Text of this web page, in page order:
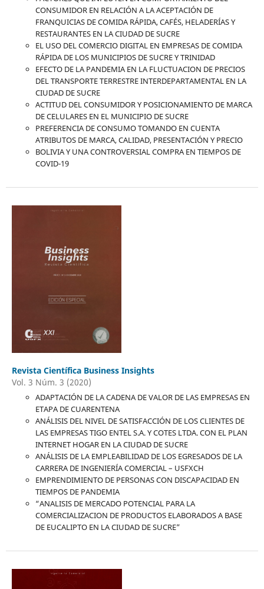
CONSUMIDOR EN RELACIÓN A LA ACEPTACIÓN DE
FRANQUICIAS DE COMIDA RÁPIDA, CAFÉS, HELADERÍAS Y
RESTAURANTES EN LA CIUDAD DE SUCRE
EL USO DEL COMERCIO DIGITAL EN EMPRESAS DE COMIDA
RÁPIDA DE LOS MUNICIPIOS DE SUCRE Y TRINIDAD
EFECTO DE LA PANDEMIA EN LA FLUCTUACION DE PRECIOS
DEL TRANSPORTE TERRESTRE INTERDEPARTAMENTAL EN LA
CIUDAD DE SUCRE
ACTITUD DEL CONSUMIDOR Y POSICIONAMIENTO DE MARCA
DE CELULARES EN EL MUNICIPIO DE SUCRE
PREFERENCIA DE CONSUMO TOMANDO EN CUENTA
ATRIBUTOS DE MARCA, CALIDAD, PRESENTACIÓN Y PRECIO
BOLIVIA Y UNA CONTROVERSIAL COMPRA EN TIEMPOS DE
COVID-19
Revista Científica Business Insights
Vol. 3 Núm. 3 (2020)
ADAPTACIÓN DE LA CADENA DE VALOR DE LAS EMPRESAS EN
ETAPA DE CUARENTENA
ANÁLISIS DEL NIVEL DE SATISFACCIÓN DE LOS CLIENTES DE
LAS EMPRESAS TIGO ENTEL S.A. Y COTES LTDA. CON EL PLAN
INTERNET HOGAR EN LA CIUDAD DE SUCRE
ANÁLISIS DE LA EMPLEABILIDAD DE LOS EGRESADOS DE LA
CARRERA DE INGENIERÍA COMERCIAL – USFXCH
EMPRENDIMIENTO DE PERSONAS CON DISCAPACIDAD EN
TIEMPOS DE PANDEMIA
“ANALISIS DE MERCADO POTENCIAL PARA LA
COMERCIALIZACION DE PRODUCTOS ELABORADOS A BASE
DE EUCALIPTO EN LA CIUDAD DE SUCRE”